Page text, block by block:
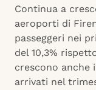
Continua a
aeroporti di
passeggeri nei
del 10,3%
crescono anche
arrivati nel